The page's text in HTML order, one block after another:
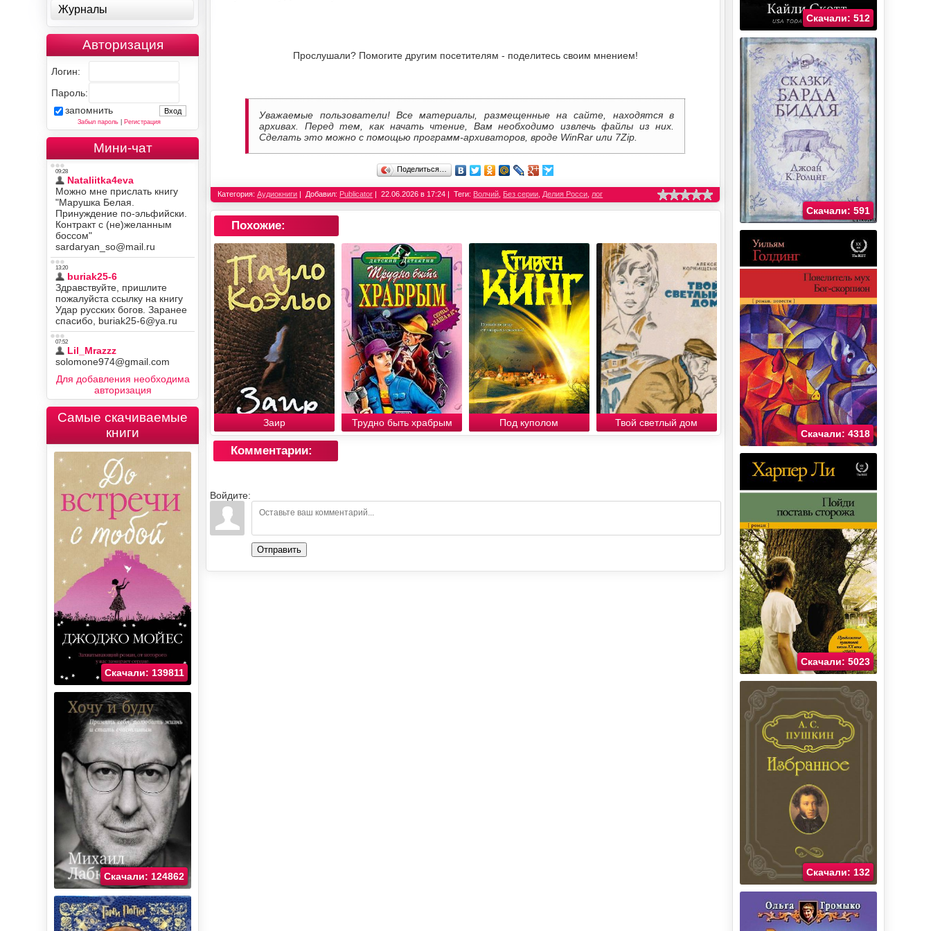
Прослушали? Помогите другим посетителям - поделитесь своим мнением!
Уважаемые пользователи! Все материалы, размещенные на сайте, находятся в
архивах. Перед тем, как начать чтение, Вам необходимо извлечь файлы из них.
Сделать это можно с помощью программ-архиваторов, вроде WinRar или 7Zip.
Поделиться…
Категория:Аудиокниги Добавил: Publicator 22.06.2026 в 17:24 Теги: Волчий Без серии Делия Росси лог
Похожие:
Заир Трудно быть храбрым Под куполом Твой светлый дом
Комментарии:
Войдите:
Отправить
Журналы
Авторизация
Логин:
Пароль:
запомнить
Забыл пароль| Регистрация
Мини-чат
Для добавления необходима
авторизация
Самые скачиваемые
книги
Скачали: 139811
Скачали: 124862
Скачали: 512
Скачали: 591
Скачали: 4318
Скачали: 5023
Скачали: 132